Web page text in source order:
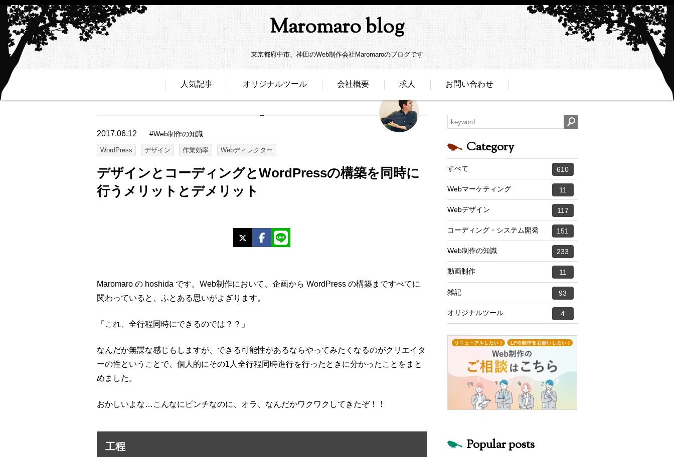
Maromaro blog
東京都府中市、神田のWeb制作会社Maromaroのブログです
人気記事 オリジナルツール 会社概要 求人 お問い合わせ
2017.06.12 #Web制作の知識
WordPress デザイン 作業効率 Webディレクター
デザインとコーディングとWordPressの構築を同時に
行うメリットとデメリット
Facebook
Maromaro の hoshida です。Web制作において、企画から WordPress の構築まですべてに
関わっていると、ふとある思いがよぎります。
「これ、全行程同時にできるのでは？？」
なんだか無謀な感じもしますが、できる可能性があるならやってみたくなるのがクリエイタ
ーの性ということで、個人的にその1人全行程同時進行を行ったときに分かったことをまと
めました。
おかしいよな…こんなにピンチなのに、オラ、なんだかワクワクしてきたぞ！！
工程
Category
すべて 610
Webマーケティング 11
Webデザイン 117
コーディング・システム開発 151
Web制作の知識 233
動画制作 11
雑記 93
オリジナルツール 4
Popular posts